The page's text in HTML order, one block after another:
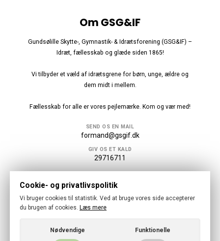
Om GSG&IF
Gundsølille Skytte-, Gymnastik- & Idrætsforening (GSG&IF) –
Idræt, fællesskab og glæde siden 1865!
Vi tilbyder et væld af idrætsgrene for børn, unge, ældre og
dem midt i mellem.
Fællesskab for alle er vores pejlemærke. Kom og vær med!
SEND OS EN MAIL
formand@gsgif.dk
GIV OS ET KALD
29716711
Følg os
Cookie- og privatlivspolitik
Vi bruger cookies til statistik. Ved at bruge vores side accepterer
du brugen af cookies. Læs mere
Nødvendige Funktionelle